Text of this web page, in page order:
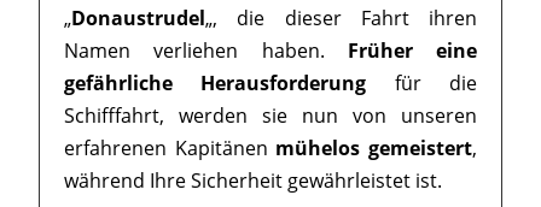
„Donaustrudel„, die dieser Fahrt ihren
Namen verliehen haben. Früher eine
gefährliche Herausforderung für die
Schifffahrt, werden sie nun von unseren
erfahrenen Kapitänen mühelos gemeistert,
während Ihre Sicherheit gewährleistet ist.